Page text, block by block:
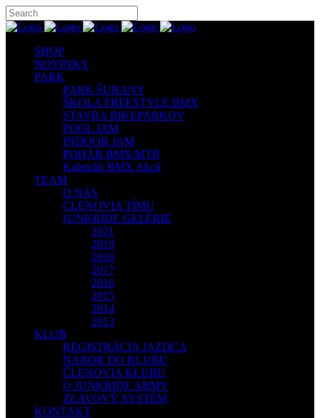
SHOP
NOVINKY
PARK
PARK ŠURANY
ŠKOLA FREESTYLE BMX
STAVBA BIKEPARKOV
POOL JAM
INDOOR JAM
POHÁR BMX/MTB
Kalendár BMX Akcií
TEAM
O NÁS
ČLENOVIA TÍMU
JUNKRIDE GELÉRIE
2021
2019
2018
2017
2016
2015
2014
2013
KLUB
REGISTRÁCIA JAZDCA
NÁBOR DO KLUBU
ČLENOVIA KLUBU
O JUNKRIDE ARMY
ZĽAVOVÝ SYSTÉM
KONTAKT